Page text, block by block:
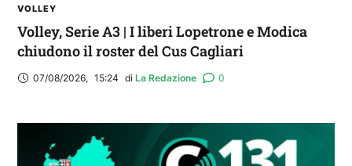
VOLLEY
Volley, Serie A3 | I liberi Lopetrone e Modica
chiudono il roster del Cus Cagliari
07/08/2026, 15:24 di La Redazione 0